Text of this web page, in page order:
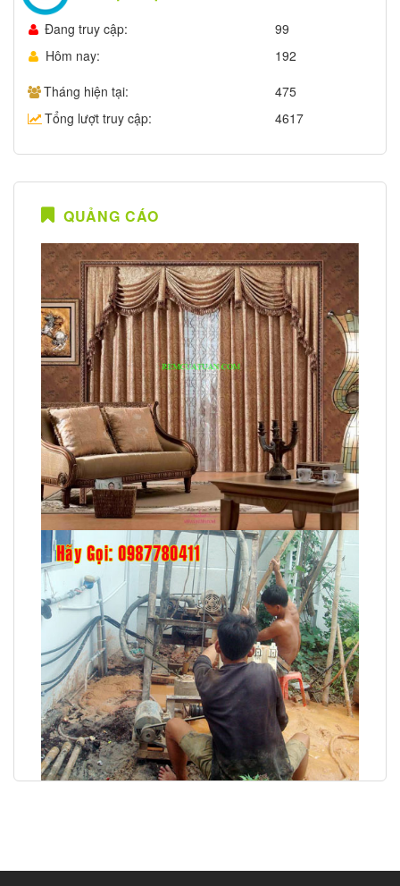
Đang truy cập:
99
Hôm nay:
192
Tháng hiện tại:
475
Tổng lượt truy cập:
4617
QUẢNG CÁO